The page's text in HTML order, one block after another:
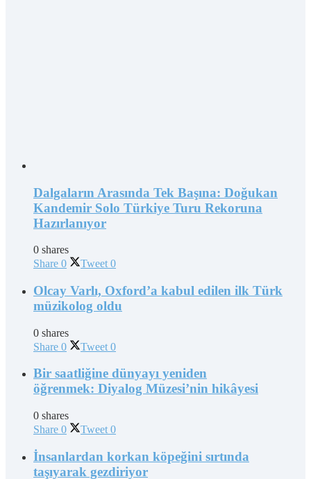
Dalgaların Arasında Tek Başına: Doğukan
Kandemir Solo Türkiye Turu Rekoruna
Hazırlanıyor
0 shares
Share 0 Tweet 0
Olcay Varlı, Oxford’a kabul edilen ilk Türk
müzikolog oldu
0 shares
Share 0 Tweet 0
Bir saatliğine dünyayı yeniden
öğrenmek: Diyalog Müzesi’nin hikâyesi
0 shares
Share 0 Tweet 0
İnsanlardan korkan köpeğini sırtında
taşıyarak gezdiriyor